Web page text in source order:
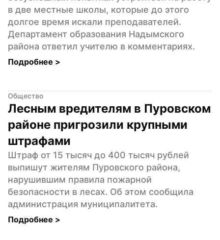
в две местные школы, которые до этого
долгое время искали преподавателей.
Департамент образования Надымского
района ответил учителю в комментариях.
Подробнее >
Общество
Лесным вредителям в Пуровском
районе пригрозили крупными
штрафами
Штраф от 15 тысяч до 400 тысяч рублей
выпишут жителям Пуровского района,
нарушившим правила пожарной
безопасности в лесах. Об этом сообщила
администрация муниципалитета.
Подробнее >